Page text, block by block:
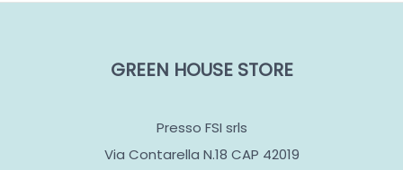
GREEN HOUSE STORE
Presso FSI srls
Via Contarella N.18 CAP 42019